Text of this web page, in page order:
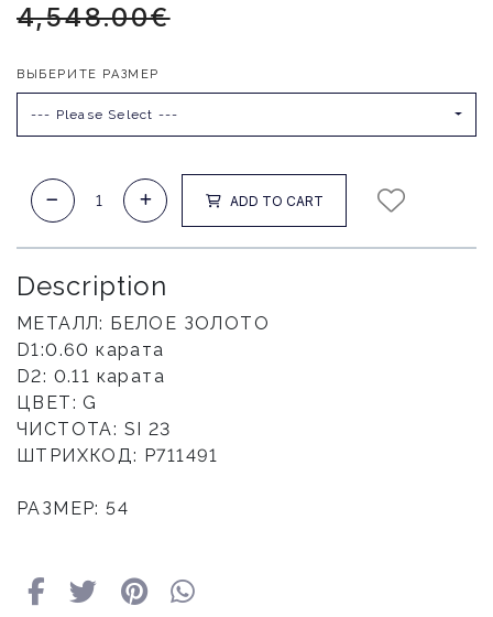
4,548.00€
ВЫБЕРИТЕ РАЗМЕР
--- Please Select ---
ADD TO CART
Description
МЕТАЛЛ: БЕЛОЕ ЗОЛОТО
D1:0.60 карата
D2: 0.11 карата
ЦВЕТ: G
ЧИСТОТА: SI 23
ШТРИХКОД: Р711491
РАЗМЕР: 54